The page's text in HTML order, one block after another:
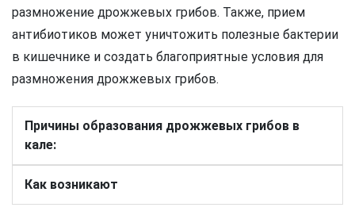
размножение дрожжевых грибов. Также, прием
антибиотиков может уничтожить полезные бактерии
в кишечнике и создать благоприятные условия для
размножения дрожжевых грибов.
Причины образования дрожжевых грибов в
кале:
Как возникают